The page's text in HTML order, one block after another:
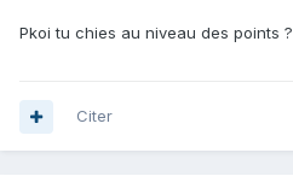
Pkoi tu chies au niveau des points ?
Citer